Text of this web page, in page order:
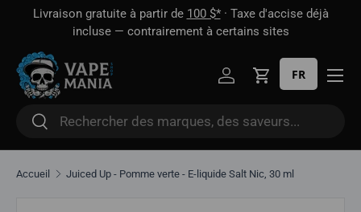
Aller directement au contenu
Livraison gratuite à partir de 100 $*· Taxe d'accise déjà
incluse — contrairement à certains sites
Rechercher
Rechercher
Se connecter
Panier
FR
Accueil Juiced Up - Pomme verte - E-liquide Salt Nic, 30 ml